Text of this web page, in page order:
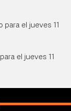
el jueves 11
el jueves 11